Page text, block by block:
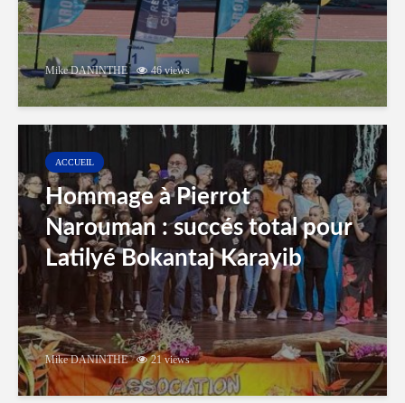
Mike DANINTHE 46 views
ACCUEIL
Hommage à Pierrot
Narouman : succés total pour
Latilyé Bokantaj Karayib
Mike DANINTHE 21 views